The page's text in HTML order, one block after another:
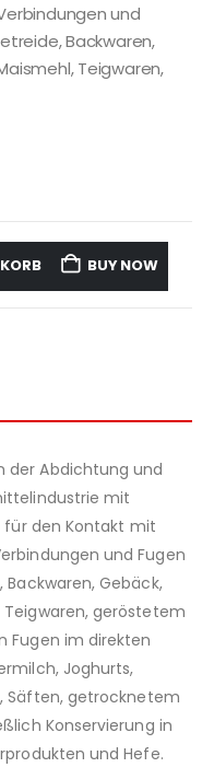
und
Backwaren,
Teigwaren,
BUY NOW
der Abdichtung und
mit
für den Kontakt mit
und Fugen
Gebäck,
Teigwaren, geröstetem
Fugen im direkten
Joghurts,
Säften, getrocknetem
Konservierung in
und Hefe.